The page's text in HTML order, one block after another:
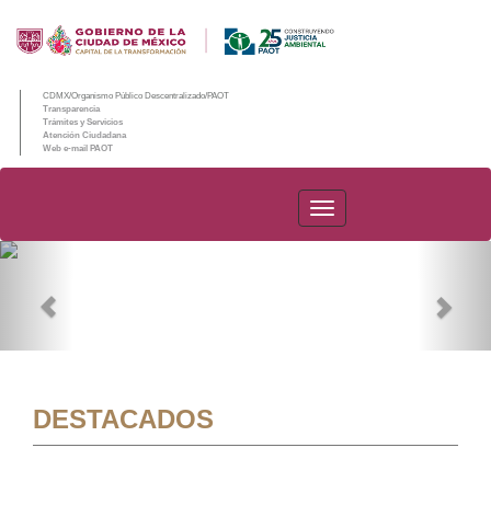
CDMX/Organismo Público Descentralizado/PAOT
Transparencia
Trámites y Servicios
Atención Ciudadana
Web e-mail PAOT
PAOT
DESTACADOS